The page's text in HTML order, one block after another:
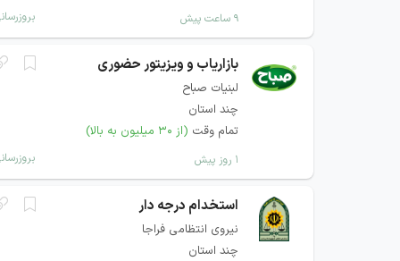
۹ ساعت پیش
بازاریاب و ویزیتور حضوری
لبنیات صباح
چند استان
تمام وقت (از ۳۰ میلیون به بالا)
۱ روز پیش
استخدام درجه دار
نیروی انتظامی فراجا
چند استان